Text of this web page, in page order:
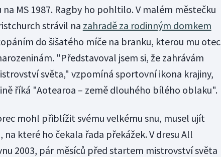
MS 1987. Ragby ho pohltilo. V malém městečku
strávil na zahradě za rodinným domkem
do šišatého míče na branku, kterou mu otec
"Představoval jsem si, že zahrávám
světa," vzpomíná sportovní ikona krajiny,
říká "Aotearoa – země dlouhého bílého oblaku".
mohl přiblížit svému velkému snu, musel ujít
které ho čekala řada překážek. V dresu All
2003, pár měsíců před startem mistrovství světa